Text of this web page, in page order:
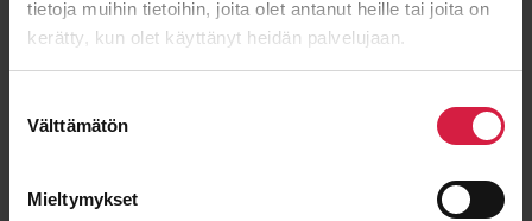
tietoja muihin tietoihin, joita olet antanut heille tai joita on
kerätty, kun olet käyttänyt heidän palvelujaan.
valinta
Välttämätön
Mieltymykset